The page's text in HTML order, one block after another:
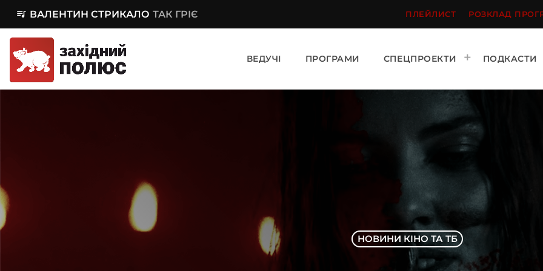
queue_music ВАЛЕНТИН СТРИКАЛО ТАК ГРІЄ ПЛЕЙЛИСТ РОЗКЛАД
ВЕДУЧІ ПРОГРАМИ СПЕЦПРОЕКТИ ПОДКАСТИ
НОВИНИ КІНО ТА ТБ